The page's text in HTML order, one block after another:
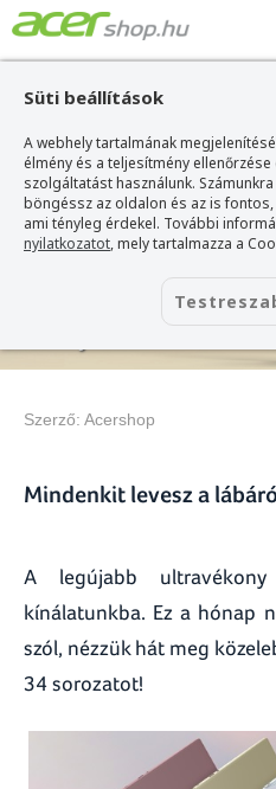
Süti beállítások
A webhely tartalmának
élmény és a teljesítmény
szolgáltatást használunk.
böngéssz az oldalon és az is
ami tényleg érdekel. További
nyilatkozatot, mely tartalmazza a
Acer webshop>Hírek>Az új Swift 1
Az új Swift 1
Szerző: Acershop
Mindenkit levesz a
A legújabb ultravékony
kínálatunkba. Ez a hónap
szól, nézzük hát meg
34 sorozatot!